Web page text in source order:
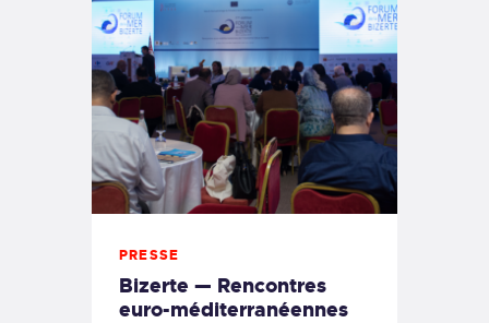
PRESSE
Bizerte — Rencontres
euro-méditerranéennes